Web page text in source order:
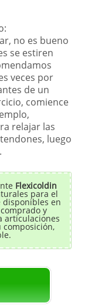
no es bueno
se estiren
veces por
de un
comience
relajar las
luego
Flexicoldin
para el
en
y
articulaciones
composición,